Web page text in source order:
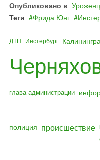
Опубликовано в
Теги
Фрида Юнг
ДТП Инстербург
глава администрации
полиция происшествие